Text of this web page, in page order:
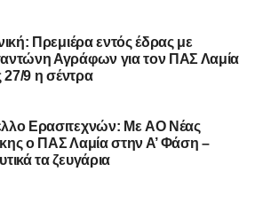
Πρεμιέρα εντός έδρας με
Αγράφων για τον ΠΑΣ Λαμία
27/9 η σέντρα
Ερασιτεχνών: Με AO Nέας
ο ΠΑΣ Λαμία στην Α’ Φάση –
τα ζευγάρια